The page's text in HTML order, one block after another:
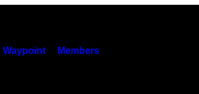
Waypoint Members